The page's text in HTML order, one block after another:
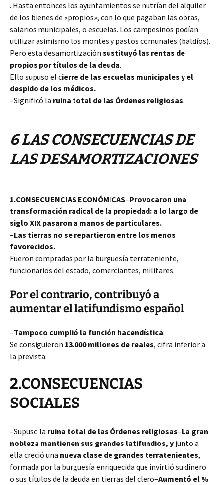
. Hasta entonces los ayuntamientos se nutrían del alquiler
de los bienes de «propios», con lo que pagaban las obras,
salarios municipales, o escuelas. Los campesinos podían
utilizar asimismo los montes y pastos comunales (baldíos).
Pero esta desamortización sustituyó las rentas de
propios por títulos de la deuda.
Ello supuso el cierre de las escuelas municipales y el
despido de los médicos.
–Significó la ruina total de las Órdenes religiosas.
6 LAS CONSECUENCIAS DE
LAS DESAMORTIZACIONES
1.CONSECUENCIAS ECONÓMICAS–Provocaron una
transformación radical de la propiedad: a lo largo de
siglo XIX pasaron a manos de particulares.
–Las tierras no se repartieron entre los menos
favorecidos.
Fueron compradas por la burguesía terrateniente,
funcionarios del estado, comerciantes, militares.
Por el contrario, contribuyó a
aumentar el latifundismo español
–Tampoco cumplió la función hacendística:
Se consiguieron 13.000 millones de reales, cifra inferior a
la prevista.
2.CONSECUENCIAS
SOCIALES
–Supuso la ruina total de las Órdenes religiosas–La gran
nobleza mantienen sus grandes latifundios, y junto a
ella creció una nueva clase de grandes terratenientes,
formada por la burguesía enriquecida que invirtió su dinero
o sus títulos de la deuda en tierras del clero–Aumentó el %